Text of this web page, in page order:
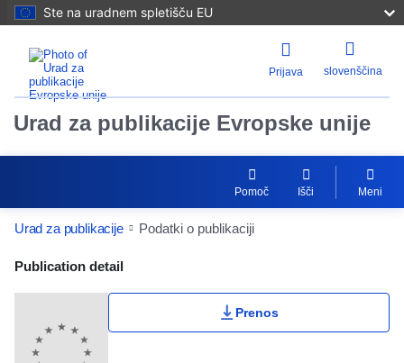
Ste na uradnem spletišču EU
Prijava slovenščina
Urad za publikacije Evropske unije
Pomoč Išči Meni
Urad za publikacije Podatki o publikaciji
Publication Detail Actions Portlet
Publication detail
Prenos